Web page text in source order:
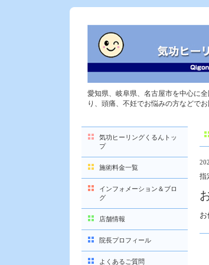
愛知県、岐阜県、名古屋市を中心に
り、頭痛、不妊でお悩みの方などで
指
お
気功ヒーリングくるんトッ
プ
施術料金一覧
インフォメーション＆ブロ
グ
店舗情報
院長プロフィール
よくあるご質問